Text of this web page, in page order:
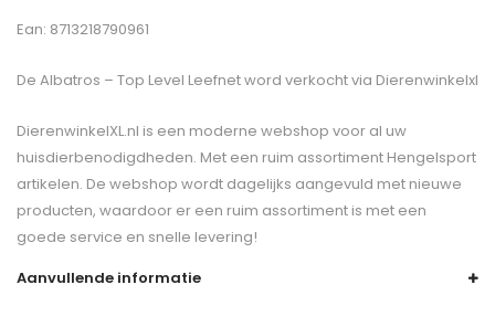
Ean: 8713218790961
De Albatros – Top Level Leefnetword verkocht via Dierenwinkelxl
DierenwinkelXL.nl is een moderne webshop voor al uw
huisdierbenodigdheden. Met een ruim assortiment Hengelsport
artikelen. De webshop wordt dagelijks aangevuld met nieuwe
producten, waardoor er een ruim assortiment is met een
goede service en snelle levering!
Aanvullende informatie